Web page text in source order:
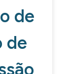
de
de